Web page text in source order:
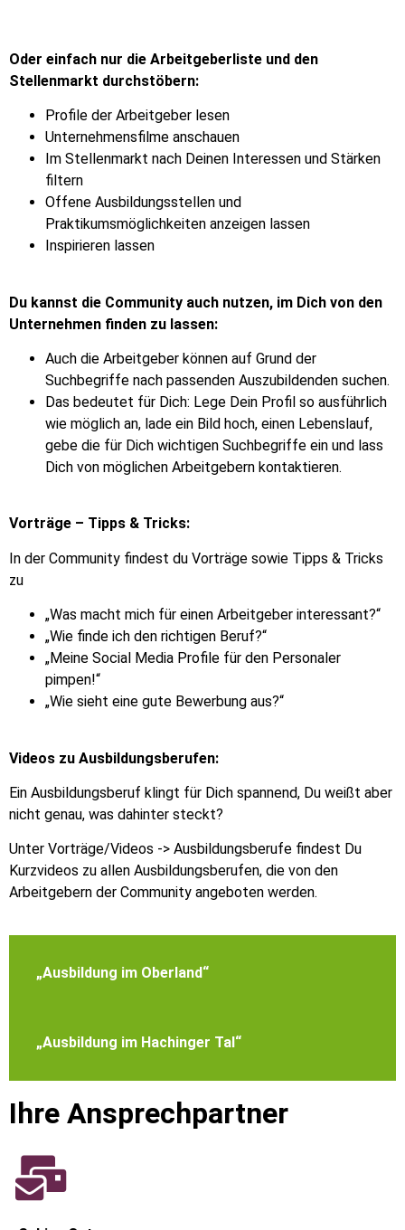
Oder einfach nur die Arbeitgeberliste und den
Stellenmarkt durchstöbern:
Profile der Arbeitgeber lesen
Unternehmensfilme anschauen
Im Stellenmarkt nach Deinen Interessen und Stärken
filtern
Offene Ausbildungsstellen und
Praktikumsmöglichkeiten anzeigen lassen
Inspirieren lassen
Du kannst die Community auch nutzen, im Dich von den
Unternehmen finden zu lassen:
Auch die Arbeitgeber können auf Grund der
Suchbegriffe nach passenden Auszubildenden suchen.
Das bedeutet für Dich: Lege Dein Profil so ausführlich
wie möglich an, lade ein Bild hoch, einen Lebenslauf,
gebe die für Dich wichtigen Suchbegriffe ein und lass
Dich von möglichen Arbeitgebern kontaktieren.
Vorträge – Tipps & Tricks:
In der Community findest du Vorträge sowie Tipps & Tricks
zu
„Was macht mich für einen Arbeitgeber interessant?“
„Wie finde ich den richtigen Beruf?“
„Meine Social Media Profile für den Personaler
pimpen!“
„Wie sieht eine gute Bewerbung aus?“
Videos zu Ausbildungsberufen:
Ein Ausbildungsberuf klingt für Dich spannend, Du weißt aber
nicht genau, was dahinter steckt?
Unter Vorträge/Videos -> Ausbildungsberufe findest Du
Kurzvideos zu allen Ausbildungsberufen, die von den
Arbeitgebern der Community angeboten werden.
„Ausbildung im Oberland“
„Ausbildung im Hachinger Tal“
Ihre Ansprechpartner